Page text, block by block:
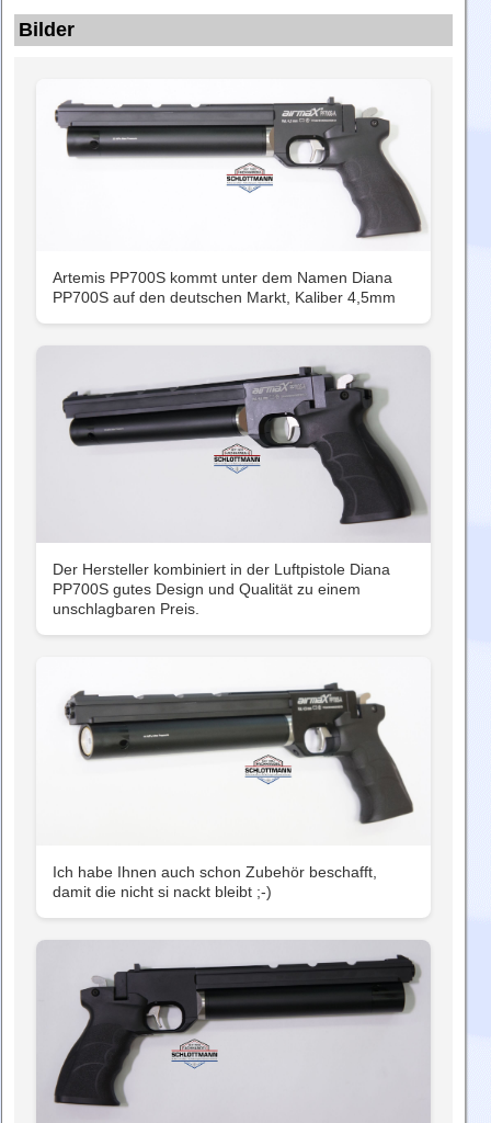
Bilder
Artemis PP700S kommt unter dem Namen Diana
PP700S auf den deutschen Markt, Kaliber 4,5mm
Der Hersteller kombiniert in der Luftpistole Diana
PP700S gutes Design und Qualität zu einem
unschlagbaren Preis.
Ich habe Ihnen auch schon Zubehör beschafft,
damit die nicht si nackt bleibt ;-)